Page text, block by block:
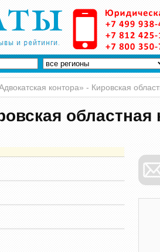
контора» - Кировская
областная